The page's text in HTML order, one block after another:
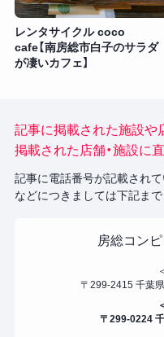
レンタサイクル coco
cafe【南房総市白子のサラダ
が凄いカフェ】
記事に掲載された施設や
掲載された店舗・施設に
記事に電話番号が記載されて
などにつきましては下記まで
房総コン
〒299-2415 千葉
〒299-0224